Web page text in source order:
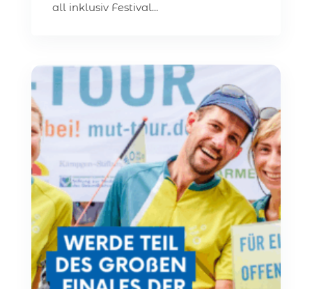
all inklusiv Festival...